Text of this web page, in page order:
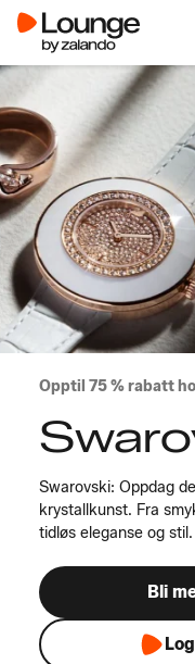
Opptil 75 % rabatt
Swarovski: Oppdag
krystallkunst. Fra
tidløs eleganse og
Bli